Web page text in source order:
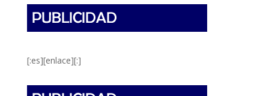
[:es][enlace][:]